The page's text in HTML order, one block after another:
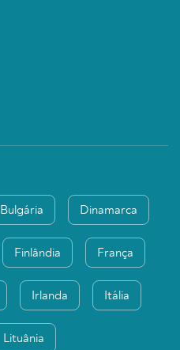
Bulgária Dinamarca
Finlândia França
Irlanda Itália
Lituânia